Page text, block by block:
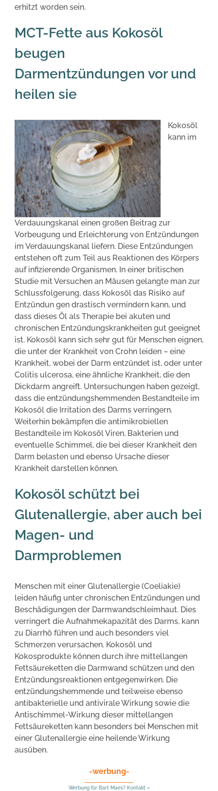
erhitzt worden sein.
MCT-Fette aus Kokosöl
beugen
Darmentzündungen vor und
heilen sie
Kokosöl
kann im
Verdauungskanal einen großen Beitrag zur
Vorbeugung und Erleichterung von Entzündungen
im Verdauungskanal liefern. Diese Entzündungen
entstehen oft zum Teil aus Reaktionen des Körpers
auf infizierende Organismen. In einer britischen
Studie mit Versuchen an Mäusen gelangte man zur
Schlussfolgerung, dass Kokosöl das Risiko auf
Entzündun gen drastisch vermindern kann, und
dass dieses Öl als Therapie bei akuten und
chronischen Entzündungskrankheiten gut geeignet
ist. Kokosöl kann sich sehr gut für Menschen eignen,
die unter der Krankheit von Crohn leiden – eine
Krankheit, wobei der Darm entzündet ist, oder unter
Colitis ulcerosa, eine ähnliche Krankheit, die den
Dickdarm angreift. Untersuchungen haben gezeigt,
dass die entzündungshemmenden Bestandteile im
Kokosöl die Irritation des Darms verringern.
Weiterhin bekämpfen die antimikrobiellen
Bestandteile im Kokosöl Viren, Bakterien und
eventuelle Schimmel, die bei dieser Krankheit den
Darm belasten und ebenso Ursache dieser
Krankheit darstellen können.
Kokosöl schützt bei
Glutenallergie, aber auch bei
Magen- und
Darmproblemen
Menschen mit einer Glutenallergie (Coeliakie)
leiden häufig unter chronischen Entzündungen und
Beschädigungen der Darmwandschleimhaut. Dies
verringert die Aufnahmekapazität des Darms, kann
zu Diarrhö führen und auch besonders viel
Schmerzen verursachen. Kokosöl und
Kokosprodukte können durch ihre mittellangen
Fettsäureketten die Darmwand schützen und den
Entzündungsreaktionen entgegenwirken. Die
entzündungshemmende und teilweise ebenso
antibakterielle und antivirale Wirkung sowie die
Antischimmel-Wirkung dieser mittellangen
Fettsäureketten kann besonders bei Menschen mit
einer Glutenallergie eine heilende Wirkung
ausüben.
-werbung-
Werbung für Bart Maes? Kontakt »